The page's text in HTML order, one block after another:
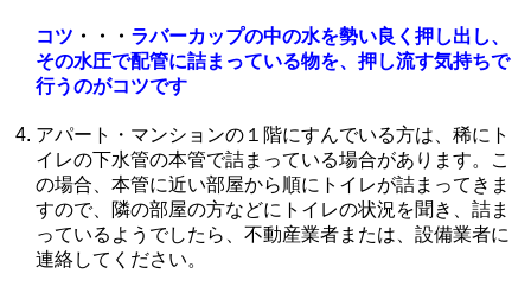
コツ ・・・ ラバーカップの中の水を勢い良く押し出し、
その水圧で配管に詰まっている物を、押し流す気持ちで
行うのがコツです
アパート・マンションの１階にすんでいる方は、稀にト
イレの下水管の本管で詰まっている場合があります。こ
の場合、本管に近い部屋から順にトイレが詰まってきま
すので、隣の部屋の方などにトイレの状況を聞き、詰ま
っているようでしたら、不動産業者または、設備業者に
連絡してください。